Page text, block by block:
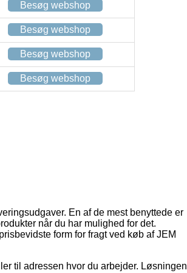
Besøg webshop
Besøg webshop
Besøg webshop
Besøg webshop
En af de mest benyttede er
når du har mulighed for det.
form for fragt ved køb af JEM
til adressen hvor du arbejder. Løsningen